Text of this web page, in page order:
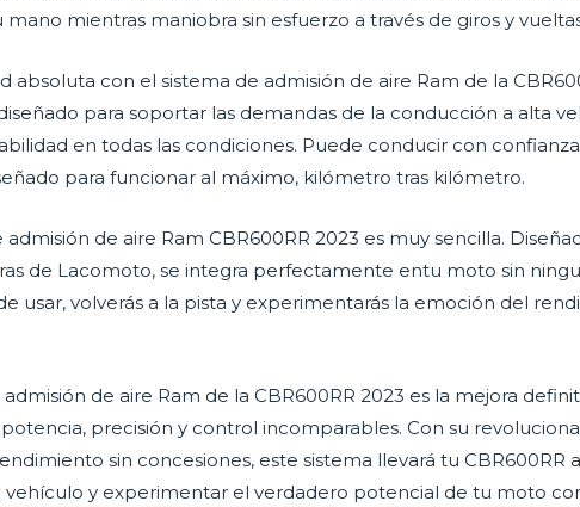
mientras maniobra sin esfuerzo a través de giros y
absoluta con el sistema de admisión de aire Ram de la
para soportar las demandas de la conducción a alta
en todas las condiciones. Puede conducir con
para funcionar al máximo, kilómetro tras kilómetro.
de aire Ram CBR600RR 2023 es muy sencilla.
de Lacomoto, se integra perfectamente entu moto sin
usar, volverás a la pista y experimentarás la emoción del
de aire Ram de la CBR600RR 2023 es la mejora
precisión y control incomparables. Con su
sin concesiones, este sistema llevará tu CBR600RR
y experimentar el verdadero potencial de tu moto